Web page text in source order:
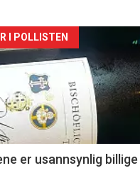
I POLLISTEN
er usannsynlig billige